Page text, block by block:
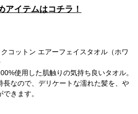
アイテムはコチラ！
コットン エアーフェイスタオル（ホワ
使用した肌触りの気持ち良いタオル。
長なので、デリケートな濡れた髪を、や
きます。